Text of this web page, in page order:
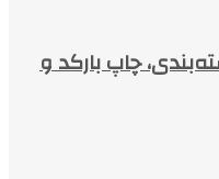
چاپ بارکد و